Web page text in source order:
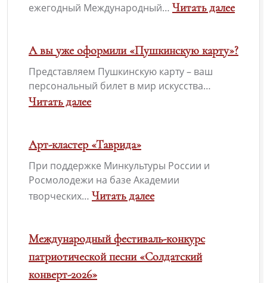
ежегодный Международный… Читать далее
Открыт
прием
заявок
на
конкурс
социальной
антикоррупционной
рекламы
против
коррупции!»
А вы уже оформили «Пушкинскую карту»?
Представляем Пушкинскую карту – ваш
персональный билет в мир искусства…
Читать далее
А
вы
уже
оформили
Арт-кластер «Таврида»
При поддержке Минкультуры России и
Росмолодежи на базе Академии
творческих… Читать далее
Арт-
кластер
«Таврида»
Международный фестиваль-конкурс
патриотической песни «Солдатский
конверт-2026»